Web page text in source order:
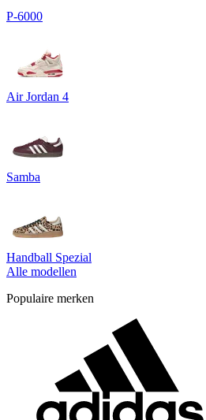
P-6000
Air Jordan 4
Samba
Handball Spezial
Alle modellen
Populaire merken